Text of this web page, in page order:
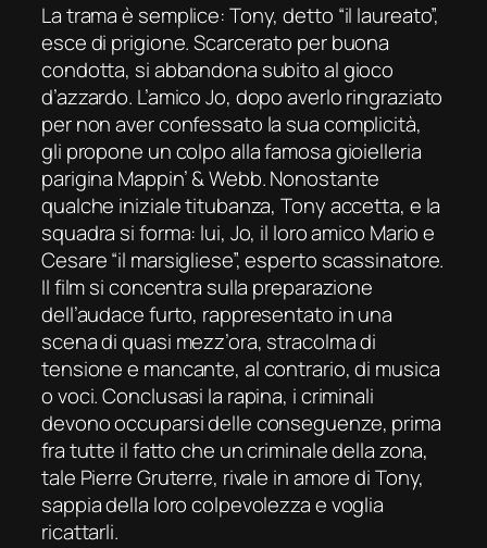
La trama è semplice: Tony, detto “il laureato”,
esce di prigione. Scarcerato per buona
condotta, si abbandona subito al gioco
d’azzardo. L’amico Jo, dopo averlo ringraziato
per non aver confessato la sua complicità,
gli propone un colpo alla famosa gioielleria
parigina Mappin’ & Webb. Nonostante
qualche iniziale titubanza, Tony accetta, e la
squadra si forma: lui, Jo, il loro amico Mario e
Cesare “il marsigliese”, esperto scassinatore.
Il film si concentra sulla preparazione
dell’audace furto, rappresentato in una
scena di quasi mezz’ora, stracolma di
tensione e mancante, al contrario, di musica
o voci. Conclusasi la rapina, i criminali
devono occuparsi delle conseguenze, prima
fra tutte il fatto che un criminale della zona,
tale Pierre Gruterre, rivale in amore di Tony,
sappia della loro colpevolezza e voglia
ricattarli.